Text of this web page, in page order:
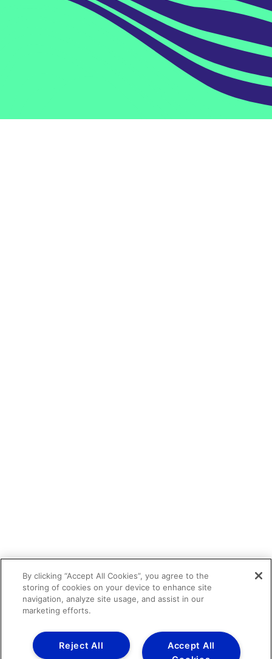
By clicking “Accept All Cookies”, you agree to the
storing of cookies on your device to enhance site
navigation, analyze site usage, and assist in our
marketing efforts.
Accept All
Reject All